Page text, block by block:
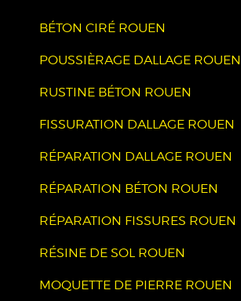
BÉTON CIRÉ ROUEN
POUSSIÈRAGE DALLAGE ROUEN
RUSTINE BÉTON ROUEN
FISSURATION DALLAGE ROUEN
RÉPARATION DALLAGE ROUEN
RÉPARATION BÉTON ROUEN
RÉPARATION FISSURES ROUEN
RÉSINE DE SOL ROUEN
MOQUETTE DE PIERRE ROUEN